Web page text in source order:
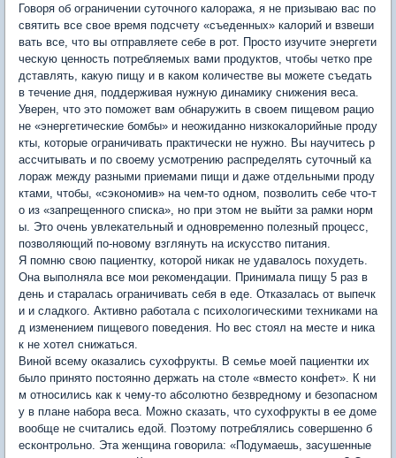
Говоря об ограничении суточного калоража, я не призываю вас по
святить все свое время подсчету «съеденных» калорий и взвеши
вать все, что вы отправляете себе в рот. Просто изучите энергети
ческую ценность потребляемых вами продуктов, чтобы четко пре
дставлять, какую пищу и в каком количестве вы можете съедать
в течение дня, поддерживая нужную динамику снижения веса.
Уверен, что это поможет вам обнаружить в своем пищевом рацио
не «энергетические бомбы» и неожиданно низкокалорийные проду
кты, которые ограничивать практически не нужно. Вы научитесь р
ассчитывать и по своему усмотрению распределять суточный ка
лораж между разными приемами пищи и даже отдельными проду
ктами, чтобы, «сэкономив» на чем-то одном, позволить себе что-т
о из «запрещенного списка», но при этом не выйти за рамки норм
ы. Это очень увлекательный и одновременно полезный процесс,
позволяющий по-новому взглянуть на искусство питания.
Я помню свою пациентку, которой никак не удавалось похудеть.
Она выполняла все мои рекомендации. Принимала пищу 5 раз в
день и старалась ограничивать себя в еде. Отказалась от выпечк
и и сладкого. Активно работала с психологическими техниками на
д изменением пищевого поведения. Но вес стоял на месте и ника
к не хотел снижаться.
Виной всему оказались сухофрукты. В семье моей пациентки их
было принято постоянно держать на столе «вместо конфет». К ни
м относились как к чему-то абсолютно безвредному и безопасном
у в плане набора веса. Можно сказать, что сухофрукты в ее доме
вообще не считались едой. Поэтому потреблялись совершенно б
есконтрольно. Эта женщина говорила: «Подумаешь, засушенные